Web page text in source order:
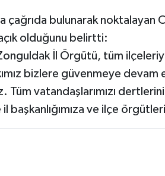
çağrıda bulunarak noktalayan
açık olduğunu belirtti:
İl Örgütü, tüm
bizlere güvenmeye devam
vatandaşlarımızı
il başkanlığımıza ve ilçe